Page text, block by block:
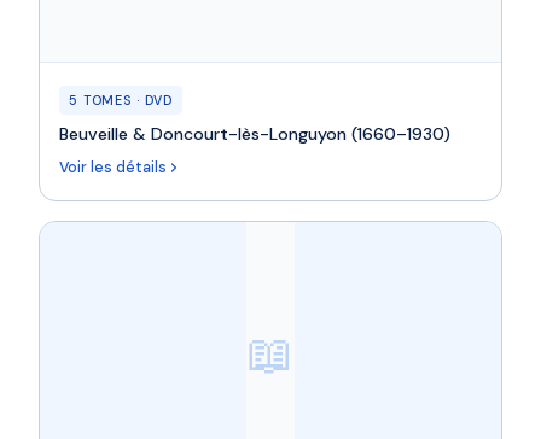
5 TOMES · DVD
Beuveille & Doncourt-lès-Longuyon (1660–1930)
Voir les détails
📖